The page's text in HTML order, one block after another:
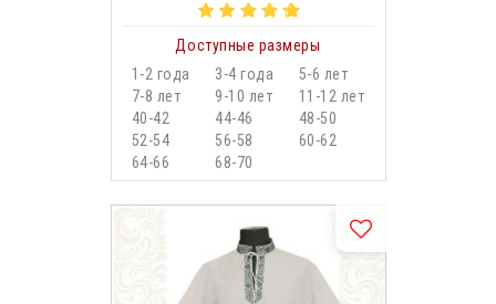
Доступные размеры
1-2 года
3-4 года
5-6 лет
7-8 лет
9-10 лет
11-12 лет
40-42
44-46
48-50
52-54
56-58
60-62
64-66
68-70